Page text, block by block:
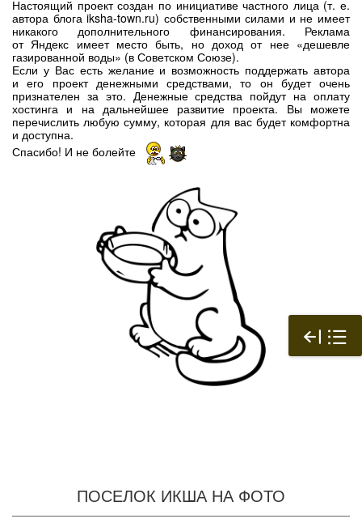
Настоящий проект создан по инициативе частного лица (т. е.
автора блога iksha-town.ru) собственными силами и не имеет
никакого дополнительного финансирования. Реклама
от Яндекс имеет место быть, но доход от нее «дешевле
газированной воды» (в Советском Союзе).
Если у Вас есть желание и возможность поддержать автора
и его проект денежными средствами, то он будет очень
признателен за это. Денежные средства пойдут на оплату
хостинга и на дальнейшее развитие проекта. Вы можете
перечислить любую сумму, которая для вас будет комфортна
и доступна.
Спасибо! И не болейте
ПОСЕЛОК ИКША НА ФОТО